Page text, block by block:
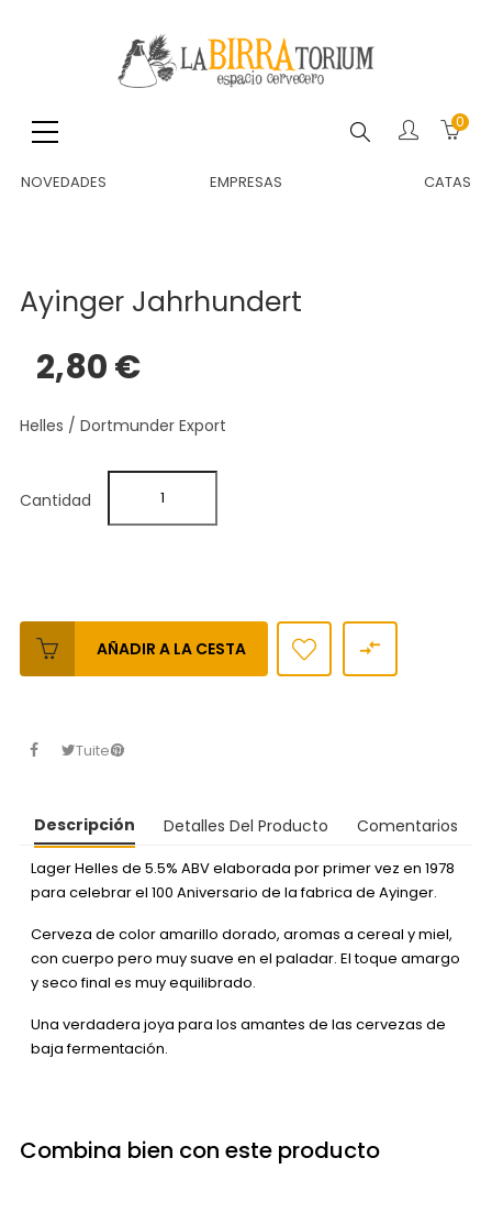
Buscar 0
NOVEDADES EMPRESAS CATAS
Ayinger Jahrhundert
2,80 €
Helles / Dortmunder Export
Cantidad
AÑADIR A LA CESTA 
Tuitear
Descripción Detalles Del Producto Comentarios
Lager Helles de 5.5% ABV elaborada por primer vez en 1978
para celebrar el 100 Aniversario de la fabrica de Ayinger.
Cerveza de color amarillo dorado, aromas a cereal y miel,
con cuerpo pero muy suave en el paladar. El toque amargo
y seco final es muy equilibrado.
Una verdadera joya para los amantes de las cervezas de
baja fermentación.
Combina bien con este producto